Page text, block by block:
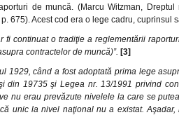
de muncă. (Marcu Witzman,
675). Acest cod era o lege cadru, cuprinsul
fi continuat o tradiţie a reglementării
contractelor de muncă)”. [3]
1929, când a fost adoptată prima lege
din 19735 şi Legea nr. 13/1991 privind
nu erau prevăzute nivelele la care se
unic la nivel naţional nu a existat.